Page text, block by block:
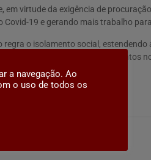
virtude da exigência de
19 e gerando mais trabalho
o isolamento social,
para obtenção de documentos
a navegação. Ao
o uso de todos os